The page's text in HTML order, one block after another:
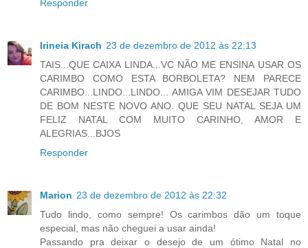
Responder
Irineia Kirach 23 de dezembro de 2012 às 22:13
TAIS...QUE CAIXA LINDA...VC NÃO ME ENSINA USAR OS
CARIMBO COMO ESTA BORBOLETA? NEM PARECE
CARIMBO...LINDO...LINDO... AMIGA VIM DESEJAR TUDO
DE BOM NESTE NOVO ANO. QUE SEU NATAL SEJA UM
FELIZ NATAL COM MUITO CARINHO, AMOR E
ALEGRIAS...BJOS
Responder
Marion 23 de dezembro de 2012 às 22:32
Tudo lindo, como sempre! Os carimbos dão um toque
especial, mas não cheguei a usar ainda!
Passando pra deixar o desejo de um ótimo Natal no